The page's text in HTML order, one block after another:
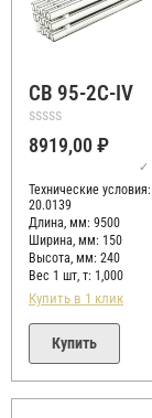
СВ 95-2C-IV
Оценка
0
5
8919,00₽
Технические условия:
20.0139
Длина, мм: 9500
Ширина, мм: 150
Высота, мм: 240
Вес 1 шт, т: 1,000
Купить в 1 клик
Купить